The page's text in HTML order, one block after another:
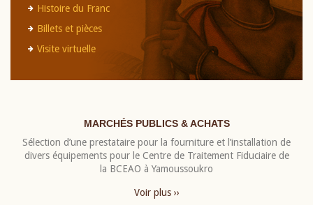
Histoire du Franc
Billets et pièces
Visite virtuelle
MARCHÉS PUBLICS & ACHATS
Sélection d’une prestataire pour la fourniture et l’installation de
divers équipements pour le Centre de Traitement Fiduciaire de
la BCEAO à Yamoussoukro
Voir plus ››